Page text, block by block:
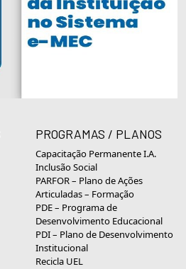
PROGRAMAS / PLANOS
Capacitação Permanente I.A.
Inclusão Social
PARFOR – Plano de Ações
Articuladas – Formação
PDE – Programa de
Desenvolvimento Educacional
PDI – Plano de Desenvolvimento
Institucional
Recicla UEL